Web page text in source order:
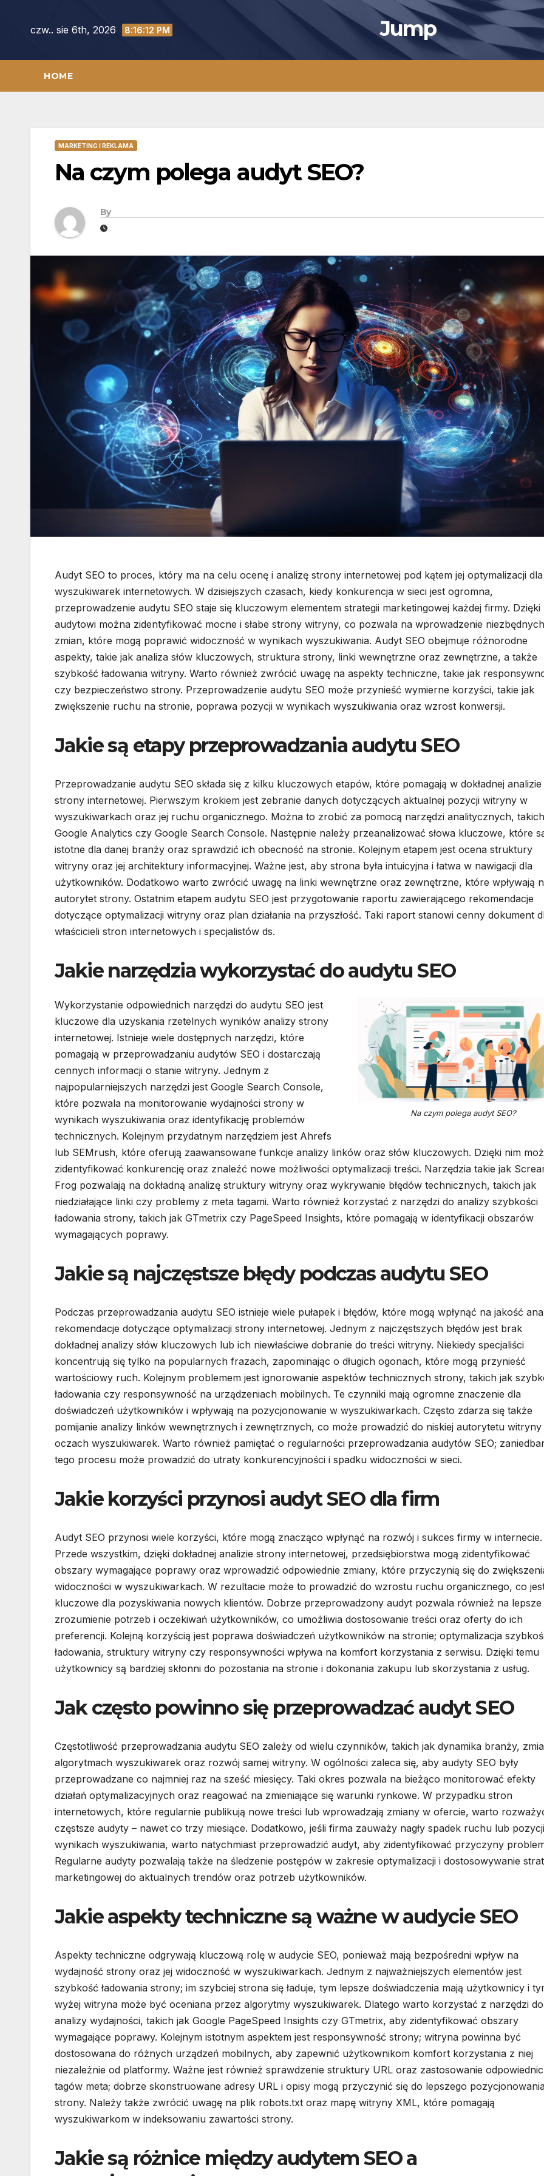
czw.. sie 6th, 2026 8:16:13 PM Jump
HOME
MARKETING I REKLAMA
Na czym polega audyt SEO?
By
Audyt SEO to proces, który ma na celu ocenę i analizę strony internetowej pod kątem jej optymalizacji dla
wyszukiwarek internetowych. W dzisiejszych czasach, kiedy konkurencja w sieci jest ogromna,
przeprowadzenie audytu SEO staje się kluczowym elementem strategii marketingowej każdej firmy. Dzięki
audytowi można zidentyfikować mocne i słabe strony witryny, co pozwala na wprowadzenie niezbędnych
zmian, które mogą poprawić widoczność w wynikach wyszukiwania. Audyt SEO obejmuje różnorodne
aspekty, takie jak analiza słów kluczowych, struktura strony, linki wewnętrzne oraz zewnętrzne, a także
szybkość ładowania witryny. Warto również zwrócić uwagę na aspekty techniczne, takie jak
czy bezpieczeństwo strony. Przeprowadzenie audytu SEO może przynieść wymierne korzyści, takie jak
zwiększenie ruchu na stronie, poprawa pozycji w wynikach wyszukiwania oraz wzrost konwersji.
Jakie są etapy przeprowadzania audytu SEO
Przeprowadzanie audytu SEO składa się z kilku kluczowych etapów, które pomagają w dokładnej analizie
strony internetowej. Pierwszym krokiem jest zebranie danych dotyczących aktualnej pozycji witryny w
wyszukiwarkach oraz jej ruchu organicznego. Można to zrobić za pomocą narzędzi analitycznych,
Google Analytics czy Google Search Console. Następnie należy przeanalizować słowa kluczowe, które
istotne dla danej branży oraz sprawdzić ich obecność na stronie. Kolejnym etapem jest ocena struktury
witryny oraz jej architektury informacyjnej. Ważne jest, aby strona była intuicyjna i łatwa w nawigacji dla
użytkowników. Dodatkowo warto zwrócić uwagę na linki wewnętrzne oraz zewnętrzne, które wpływają
autorytet strony. Ostatnim etapem audytu SEO jest przygotowanie raportu zawierającego rekomendacje
dotyczące optymalizacji witryny oraz plan działania na przyszłość. Taki raport stanowi cenny dokument
właścicieli stron internetowych i specjalistów ds.
Jakie narzędzia wykorzystać do audytu SEO
Na czym polega audyt SEO?
Wykorzystanie odpowiednich narzędzi do audytu SEO jest
kluczowe dla uzyskania rzetelnych wyników analizy strony
internetowej. Istnieje wiele dostępnych narzędzi, które
pomagają w przeprowadzaniu audytów SEO i dostarczają
cennych informacji o stanie witryny. Jednym z
najpopularniejszych narzędzi jest Google Search Console,
które pozwala na monitorowanie wydajności strony w
wynikach wyszukiwania oraz identyfikację problemów
technicznych. Kolejnym przydatnym narzędziem jest Ahrefs
lub SEMrush, które oferują zaawansowane funkcje analizy linków oraz słów kluczowych. Dzięki nim
zidentyfikować konkurencję oraz znaleźć nowe możliwości optymalizacji treści. Narzędzia takie jak
Frog pozwalają na dokładną analizę struktury witryny oraz wykrywanie błędów technicznych, takich jak
niedziałające linki czy problemy z meta tagami. Warto również korzystać z narzędzi do analizy szybkości
ładowania strony, takich jak GTmetrix czy PageSpeed Insights, które pomagają w identyfikacji obszarów
wymagających poprawy.
Jakie są najczęstsze błędy podczas audytu SEO
Podczas przeprowadzania audytu SEO istnieje wiele pułapek i błędów, które mogą wpłynąć na jakość
rekomendacje dotyczące optymalizacji strony internetowej. Jednym z najczęstszych błędów jest brak
dokładnej analizy słów kluczowych lub ich niewłaściwe dobranie do treści witryny. Niekiedy specjaliści
koncentrują się tylko na popularnych frazach, zapominając o długich ogonach, które mogą przynieść
wartościowy ruch. Kolejnym problemem jest ignorowanie aspektów technicznych strony, takich jak
ładowania czy responsywność na urządzeniach mobilnych. Te czynniki mają ogromne znaczenie dla
doświadczeń użytkowników i wpływają na pozycjonowanie w wyszukiwarkach. Często zdarza się także
pomijanie analizy linków wewnętrznych i zewnętrznych, co może prowadzić do niskiej autorytetu witryny
oczach wyszukiwarek. Warto również pamiętać o regularności przeprowadzania audytów SEO;
tego procesu może prowadzić do utraty konkurencyjności i spadku widoczności w sieci.
Jakie korzyści przynosi audyt SEO dla firm
Audyt SEO przynosi wiele korzyści, które mogą znacząco wpłynąć na rozwój i sukces firmy w internecie.
Przede wszystkim, dzięki dokładnej analizie strony internetowej, przedsiębiorstwa mogą zidentyfikować
obszary wymagające poprawy oraz wprowadzić odpowiednie zmiany, które przyczynią się do
widoczności w wyszukiwarkach. W rezultacie może to prowadzić do wzrostu ruchu organicznego, co
kluczowe dla pozyskiwania nowych klientów. Dobrze przeprowadzony audyt pozwala również na lepsze
zrozumienie potrzeb i oczekiwań użytkowników, co umożliwia dostosowanie treści oraz oferty do ich
preferencji. Kolejną korzyścią jest poprawa doświadczeń użytkowników na stronie; optymalizacja
ładowania, struktury witryny czy responsywności wpływa na komfort korzystania z serwisu. Dzięki temu
użytkownicy są bardziej skłonni do pozostania na stronie i dokonania zakupu lub skorzystania z usług.
Jak często powinno się przeprowadzać audyt SEO
Częstotliwość przeprowadzania audytu SEO zależy od wielu czynników, takich jak dynamika branży,
algorytmach wyszukiwarek oraz rozwój samej witryny. W ogólności zaleca się, aby audyty SEO były
przeprowadzane co najmniej raz na sześć miesięcy. Taki okres pozwala na bieżąco monitorować efekty
działań optymalizacyjnych oraz reagować na zmieniające się warunki rynkowe. W przypadku stron
internetowych, które regularnie publikują nowe treści lub wprowadzają zmiany w ofercie, warto
częstsze audyty – nawet co trzy miesiące. Dodatkowo, jeśli firma zauważy nagły spadek ruchu lub
wynikach wyszukiwania, warto natychmiast przeprowadzić audyt, aby zidentyfikować przyczyny
Regularne audyty pozwalają także na śledzenie postępów w zakresie optymalizacji i dostosowywanie
marketingowej do aktualnych trendów oraz potrzeb użytkowników.
Jakie aspekty techniczne są ważne w audycie SEO
Aspekty techniczne odgrywają kluczową rolę w audycie SEO, ponieważ mają bezpośredni wpływ na
wydajność strony oraz jej widoczność w wyszukiwarkach. Jednym z najważniejszych elementów jest
szybkość ładowania strony; im szybciej strona się ładuje, tym lepsze doświadczenia mają użytkownicy i
wyżej witryna może być oceniana przez algorytmy wyszukiwarek. Dlatego warto korzystać z narzędzi do
analizy wydajności, takich jak Google PageSpeed Insights czy GTmetrix, aby zidentyfikować obszary
wymagające poprawy. Kolejnym istotnym aspektem jest responsywność strony; witryna powinna być
dostosowana do różnych urządzeń mobilnych, aby zapewnić użytkownikom komfort korzystania z niej
niezależnie od platformy. Ważne jest również sprawdzenie struktury URL oraz zastosowanie
tagów meta; dobrze skonstruowane adresy URL i opisy mogą przyczynić się do lepszego
strony. Należy także zwrócić uwagę na plik robots.txt oraz mapę witryny XML, które pomagają
wyszukiwarkom w indeksowaniu zawartości strony.
Jakie są różnice między audytem SEO a